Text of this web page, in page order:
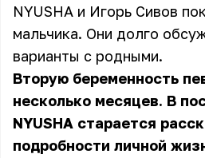
NYUSHA и Игорь Сивов
мальчика. Они долго
варианты с родными.
Вторую беременность
несколько месяцев. В
NYUSHA старается
подробности личной